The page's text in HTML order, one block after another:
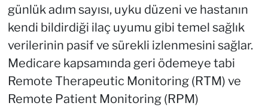
günlük adım sayısı, uyku düzeni ve hastanın
kendi bildirdiği ilaç uyumu gibi temel sağlık
verilerinin pasif ve sürekli izlenmesini sağlar.
Medicare kapsamında geri ödemeye tabi
Remote Therapeutic Monitoring (RTM) ve
Remote Patient Monitoring (RPM)